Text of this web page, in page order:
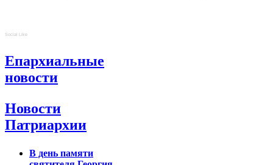
Social Like
Епархиальные
новости
Новости
Патриархии
В день памяти